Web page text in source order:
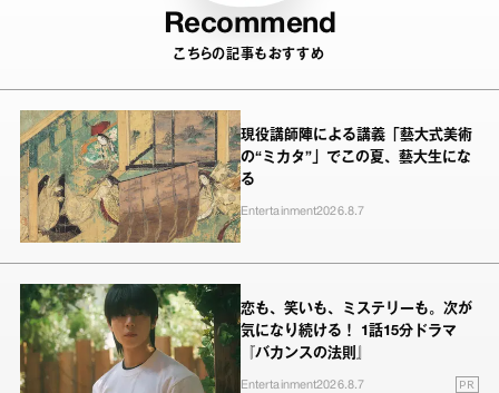
Recommend
こちらの記事もおすすめ
現役講師陣による講義「藝大式美術
の“ミカタ”」でこの夏、藝大生にな
る
Entertainment2026.8.7
恋も、笑いも、ミステリーも。次が
気になり続ける！ 1話15分ドラマ
『バカンスの法則』
Entertainment2026.8.7 PR